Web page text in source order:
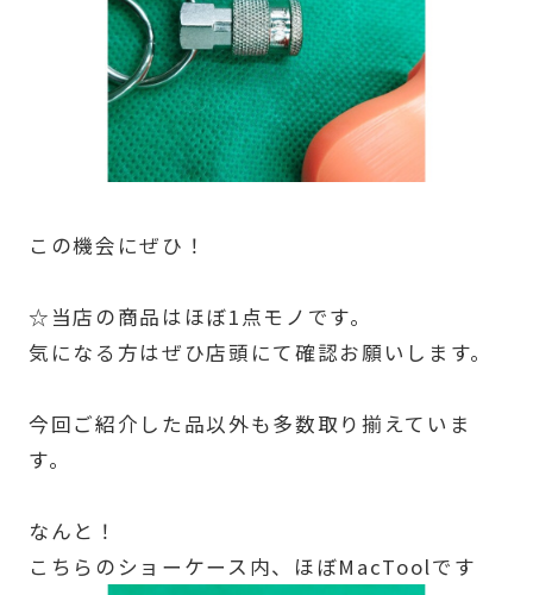
この機会にぜひ！
☆当店の商品はほぼ1点モノです。
気になる方はぜひ店頭にて確認お願いします。
今回ご紹介した品以外も多数取り揃えていま
す。
なんと！
こちらのショーケース内、ほぼMacToolです